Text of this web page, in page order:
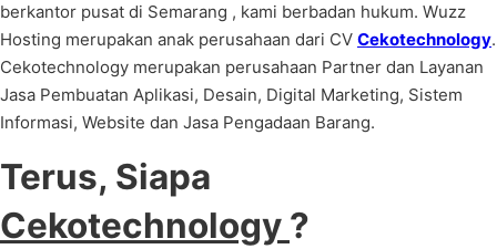
berkantor pusat di Semarang , kami berbadan hukum. Wuzz
Hosting merupakan anak perusahaan dari CV Cekotechnology.
Cekotechnology merupakan perusahaan Partner dan Layanan
Jasa Pembuatan Aplikasi, Desain, Digital Marketing, Sistem
Informasi, Website dan Jasa Pengadaan Barang.
Terus, Siapa
Cekotechnology ?